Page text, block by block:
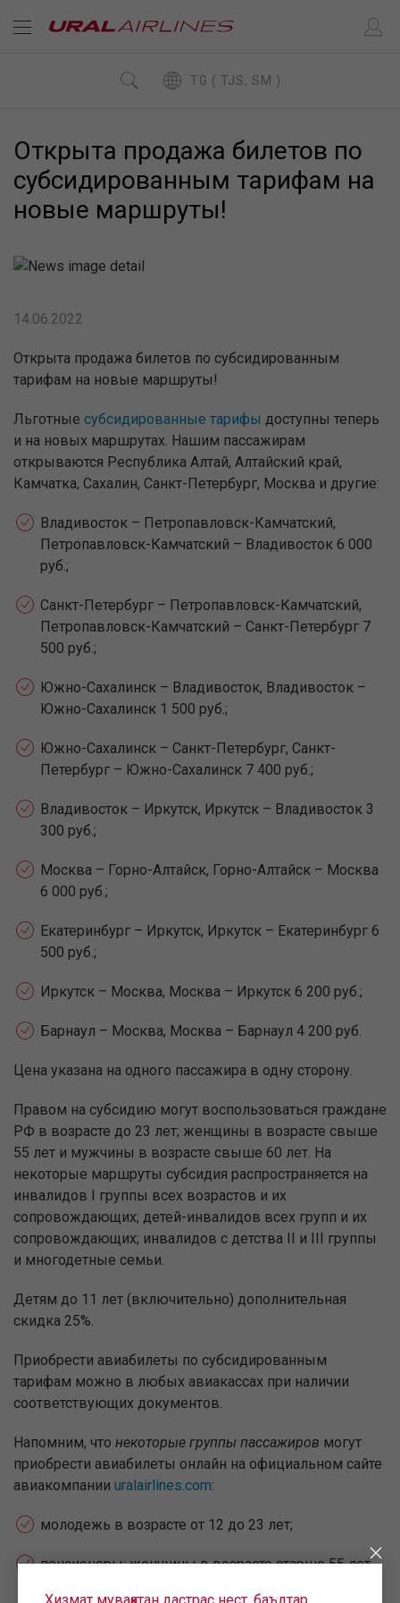
TG ( TJS, SM )
Открыта продажа билетов по
субсидированным тарифам на
новые маршруты!
14.06.2022
Открыта продажа билетов по субсидированным
тарифам на новые маршруты!
Льготные субсидированные тарифы доступны теперь
и на новых маршрутах. Нашим пассажирам
открываются Республика Алтай, Алтайский край,
Камчатка, Сахалин, Санкт-Петербург, Москва и другие:
Владивосток – Петропавловск-Камчатский,
Петропавловск-Камчатский – Владивосток 6 000
руб.;
Санкт-Петербург – Петропавловск-Камчатский,
Петропавловск-Камчатский – Санкт-Петербург 7
500 руб.;
Южно-Сахалинск – Владивосток, Владивосток –
Южно-Сахалинск 1 500 руб.;
Южно-Сахалинск – Санкт-Петербург, Санкт-
Петербург – Южно-Сахалинск 7 400 руб.;
Владивосток – Иркутск, Иркутск – Владивосток 3
300 руб.;
Москва – Горно-Алтайск, Горно-Алтайск – Москва
6 000 руб.;
Екатеринбург – Иркутск, Иркутск – Екатеринбург 6
500 руб.;
Иркутск – Москва, Москва – Иркутск 6 200 руб.;
Барнаул – Москва, Москва – Барнаул 4 200 руб.
Цена указана на одного пассажира в одну сторону.
Правом на субсидию могут воспользоваться граждане
РФ в возрасте до 23 лет; женщины в возрасте свыше
55 лет и мужчины в возрасте свыше 60 лет. На
некоторые маршруты субсидия распространяется на
инвалидов I группы всех возрастов и их
сопровождающих; детей-инвалидов всех групп и их
сопровождающих; инвалидов с детства II и III группы
и многодетные семьи.
Детям до 11 лет (включительно) дополнительная
скидка 25%.
Приобрести авиабилеты по субсидированным
тарифам можно в любых авиакассах при наличии
соответствующих документов.
Напомним, что некоторые группы пассажиров могут
приобрести авиабилеты онлайн на официальном сайте
авиакомпании uralairlines.com:
молодежь в возрасте от 12 до 23 лет;
пенсионеры: женщины в возрасте старше 55 лет,